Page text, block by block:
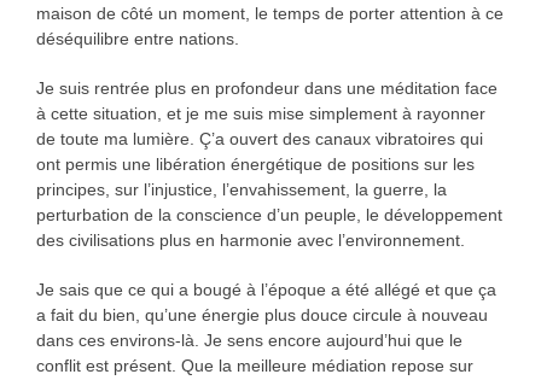
maison de côté un moment, le temps de porter attention à ce
déséquilibre entre nations.
Je suis rentrée plus en profondeur dans une méditation face
à cette situation, et je me suis mise simplement à rayonner
de toute ma lumière. Ç’a ouvert des canaux vibratoires qui
ont permis une libération énergétique de positions sur les
principes, sur l’injustice, l’envahissement, la guerre, la
perturbation de la conscience d’un peuple, le développement
des civilisations plus en harmonie avec l’environnement.
Je sais que ce qui a bougé à l’époque a été allégé et que ça
a fait du bien, qu’une énergie plus douce circule à nouveau
dans ces environs-là. Je sens encore aujourd’hui que le
conflit est présent. Que la meilleure médiation repose sur